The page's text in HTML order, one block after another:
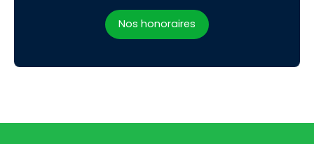
Nos honoraires